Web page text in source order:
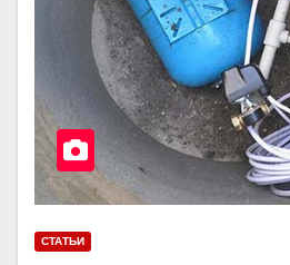
СТАТЬИ